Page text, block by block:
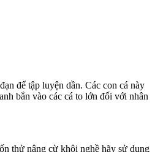
để tập luyện dần. Các con cá này
bắn vào các cá to lớn đối với nhân
thử nâng cừ khôi nghề hãy sử dụng